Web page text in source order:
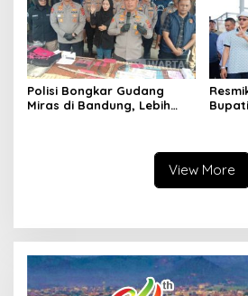
Polisi Bongkar Gudang
Miras di Bandung, Lebih
View More